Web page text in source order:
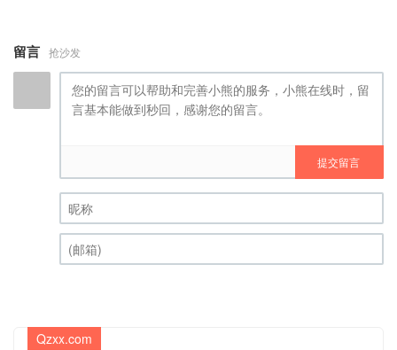
留言 抢沙发
提交留言
昵称 (必填)
Qzxx.com